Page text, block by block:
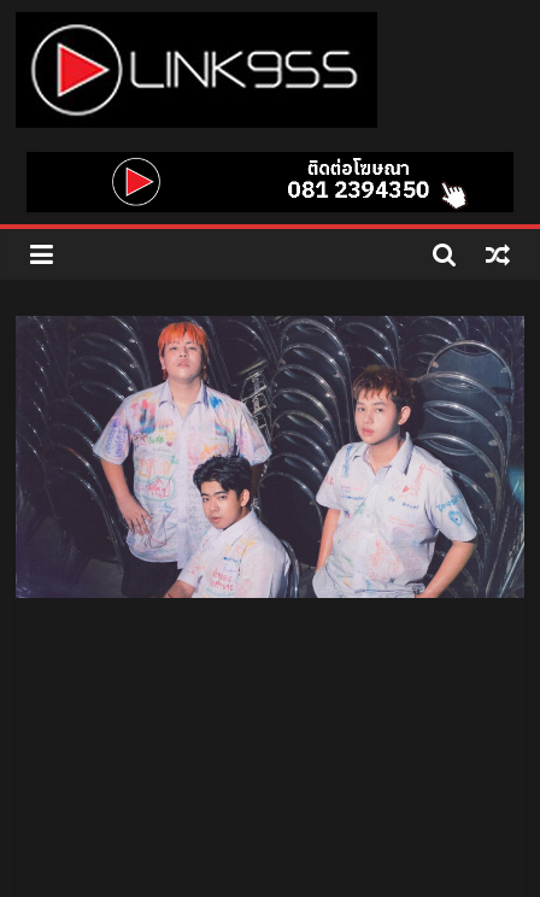
Skip
content
Link
95.5
คลื่น
เพลง
ฮิต
สุด
คูล
สถานี